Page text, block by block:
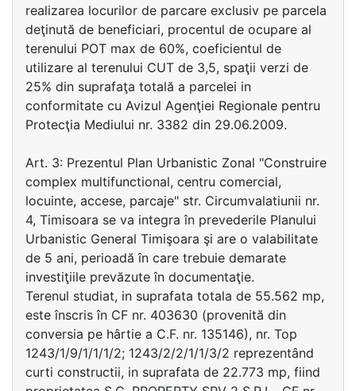
realizarea locurilor de parcare exclusiv pe parcela
deţinută de beneficiari, procentul de ocupare al
terenului POT max de 60%, coeficientul de
utilizare al terenului CUT de 3,5, spaţii verzi de
25% din suprafaţa totală a parcelei in
conformitate cu Avizul Agenţiei Regionale pentru
Protecţia Mediului nr. 3382 din 29.06.2009.
Art. 3: Prezentul Plan Urbanistic Zonal "Construire
complex multifunctional, centru comercial,
locuinte, accese, parcaje" str. Circumvalatiunii nr.
4, Timisoara se va integra în prevederile Planului
Urbanistic General Timişoara şi are o valabilitate
de 5 ani, perioadă în care trebuie demarate
investiţiile prevăzute în documentaţie.
Terenul studiat, in suprafata totala de 55.562 mp,
este înscris în CF nr. 403630 (provenită din
conversia pe hârtie a C.F. nr. 135146), nr. Top
1243/1/9/1/1/1/2; 1243/2/2/1/1/3/2 reprezentând
curti constructii, in suprafata de 22.773 mp, fiind